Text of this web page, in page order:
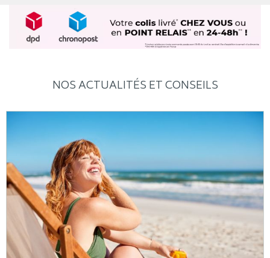
NOS ACTUALITÉS ET CONSEILS